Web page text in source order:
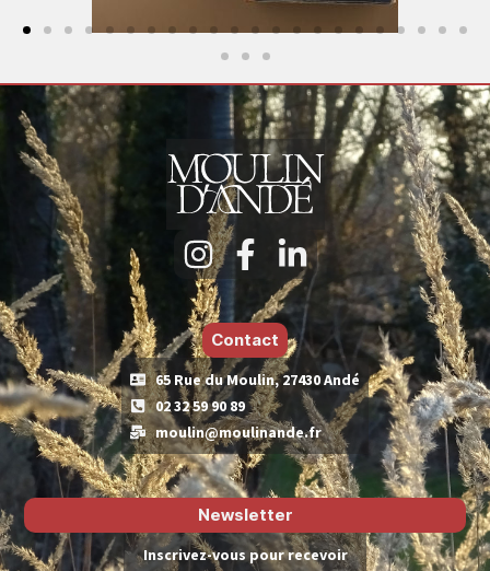
Contact
65 Rue du Moulin, 27430 Andé
02 32 59 90 89
moulin@moulinande.fr
Newsletter
Inscrivez-vous pour recevoir